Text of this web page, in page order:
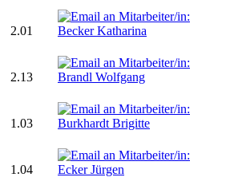
2.01
2.13
1.03
1.04